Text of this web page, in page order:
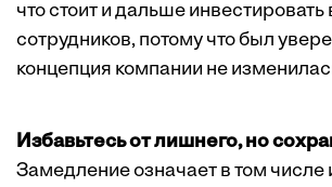
что стоит и дальше инвестировать
сотрудников, потому что был
концепция компании не
Избавьтесь от лишнего, но
Замедление означает в том